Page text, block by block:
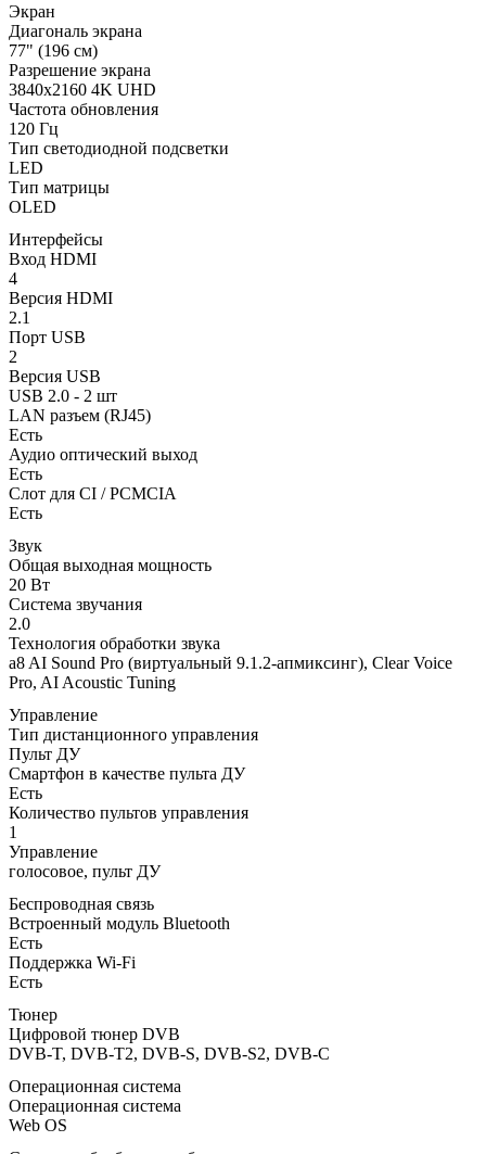
Экран
Диагональ экрана
77" (196 см)
Разрешение экрана
3840x2160 4K UHD
Частота обновления
120 Гц
Тип светодиодной подсветки
LED
Тип матрицы
OLED
Интерфейсы
Вход HDMI
4
Версия HDMI
2.1
Порт USB
2
Версия USB
USB 2.0 - 2 шт
LAN разъем (RJ45)
Есть
Аудио оптический выход
Есть
Слот для CI / PCMCIA
Есть
Звук
Общая выходная мощность
20 Вт
Система звучания
2.0
Технология обработки звука
a8 AI Sound Pro (виртуальный 9.1.2-апмиксинг), Clear Voice
Pro, AI Acoustic Tuning
Управление
Тип дистанционного управления
Пульт ДУ
Смартфон в качестве пульта ДУ
Есть
Количество пультов управления
1
Управление
голосовое, пульт ДУ
Беспроводная связь
Встроенный модуль Bluetooth
Есть
Поддержка Wi-Fi
Есть
Тюнер
Цифровой тюнер DVB
DVB-T, DVB-T2, DVB-S, DVB-S2, DVB-C
Операционная система
Операционная система
Web OS